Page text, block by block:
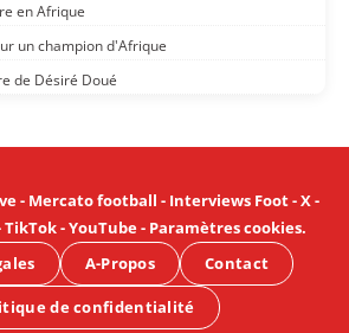
en Afrique
un champion d'Afrique
de Désiré Doué
- Mercato football - Interviews Foot-X-
TikTok-YouTube- Paramètres cookies.
A-Propos Contact
de confidentialité